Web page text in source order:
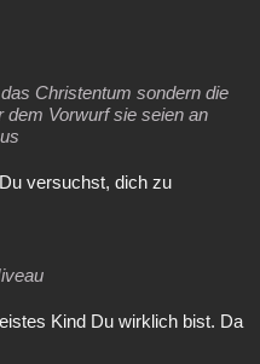
Christentum sondern die
dem Vorwurf sie seien an
versuchst, dich zu
Kind Du wirklich bist. Da